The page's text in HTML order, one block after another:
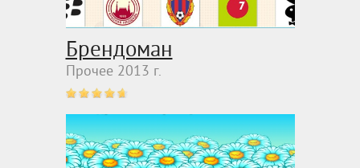
Брендоман
Прочее 2013 г.